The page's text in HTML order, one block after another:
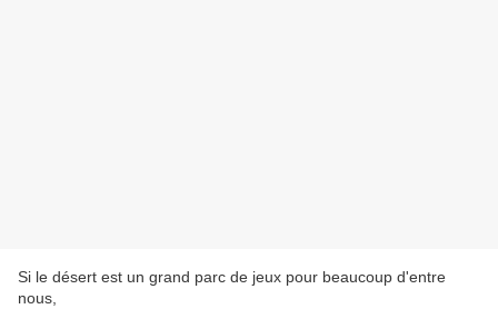
Si le désert est un grand parc de jeux pour beaucoup d'entre
nous,